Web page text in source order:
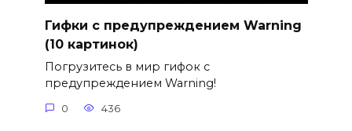
Гифки с предупреждением Warning
(10 картинок)
Погрузитесь в мир гифок с
предупреждением Warning!
0 436